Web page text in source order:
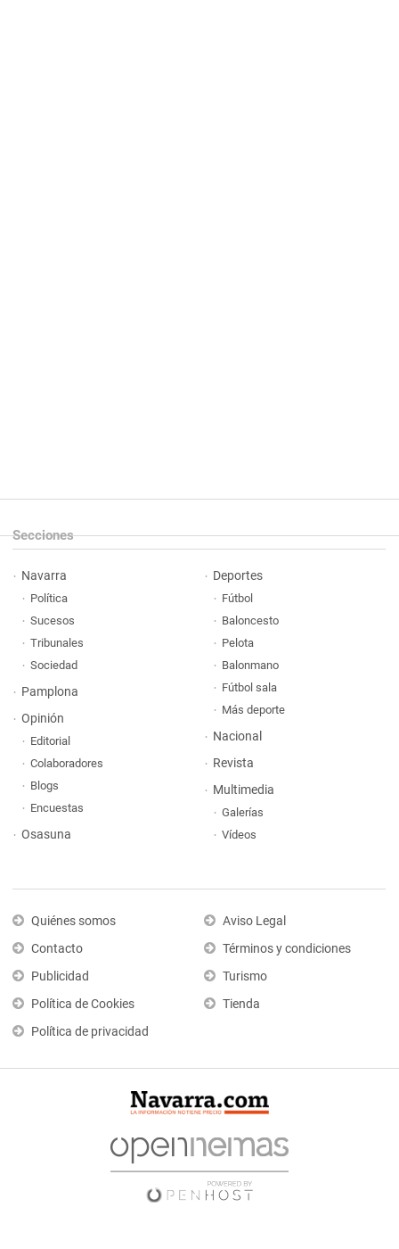
Secciones
Navarra
Política
Sucesos
Tribunales
Sociedad
Pamplona
Opinión
Editorial
Colaboradores
Blogs
Encuestas
Osasuna
Deportes
Fútbol
Baloncesto
Pelota
Balonmano
Fútbol sala
Más deporte
Nacional
Revista
Multimedia
Galerías
Vídeos
Quiénes somos
Contacto
Publicidad
Política de Cookies
Política de privacidad
Aviso Legal
Términos y condiciones
Turismo
Tienda